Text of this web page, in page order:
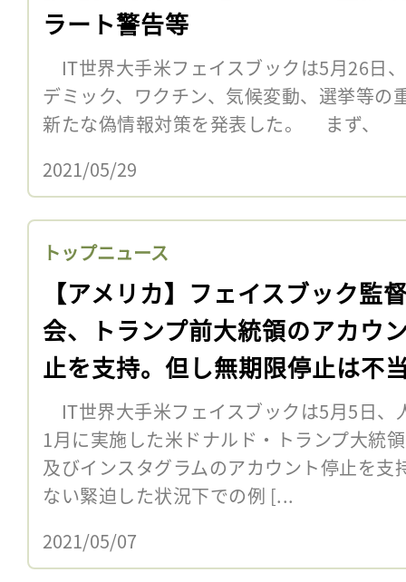
ラート警告等
IT世界大手米フェイスブックは5月26日
デミック、ワクチン、気候変動、選挙等の
新たな偽情報対策を発表した。 まず、
2021/05/29
トップニュース
【アメリカ】フェイスブック監
会、トランプ前大統領のアカウ
止を支持。但し無期限停止は不
IT世界大手米フェイスブックは5月5日、
1月に実施した米ドナルド・トランプ大統
及びインスタグラムのアカウント停止を支
ない緊迫した状況下での例 [...
2021/05/07